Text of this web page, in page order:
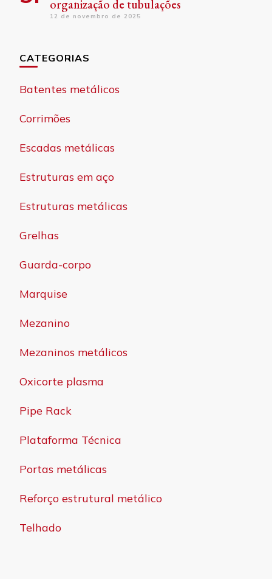
organização de tubulações
12 de novembro de 2025
CATEGORIAS
Batentes metálicos
Corrimões
Escadas metálicas
Estruturas em aço
Estruturas metálicas
Grelhas
Guarda-corpo
Marquise
Mezanino
Mezaninos metálicos
Oxicorte plasma
Pipe Rack
Plataforma Técnica
Portas metálicas
Reforço estrutural metálico
Telhado